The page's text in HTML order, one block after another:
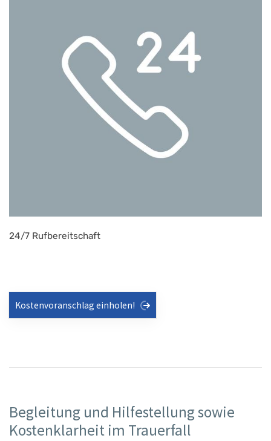
24/7 Rufbereitschaft
Kostenvoranschlag einholen!
Begleitung und Hilfestellung sowie
Kostenklarheit im Trauerfall